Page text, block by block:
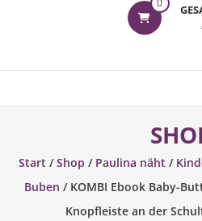
0
Start /Shop / Paulina näht /
Buben / KOMBI Ebook Baby-
Knopfleiste an der